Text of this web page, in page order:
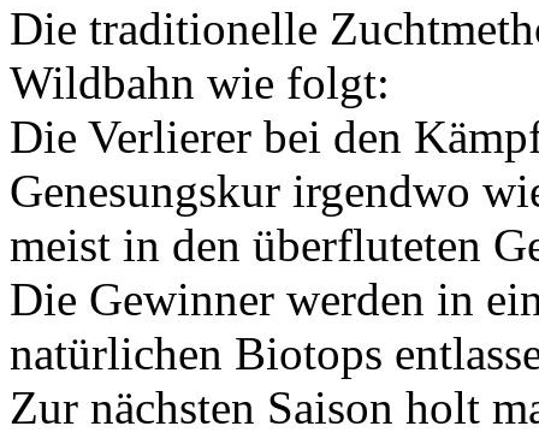
Die traditionelle
Wildbahn wie folgt:
Die Verlierer bei den
Genesungskur irgendwo
meist in den überfluteten
Die Gewinner werden in
natürlichen Biotops
Zur nächsten Saison holt